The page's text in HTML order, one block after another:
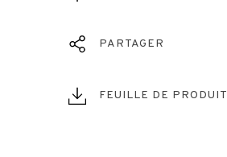
PARTAGER
FEUILLE DE PRODUIT